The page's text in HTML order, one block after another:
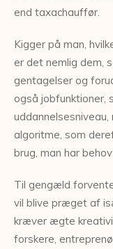
end taxachauffør.
Kigger på man,
er det nemlig dem,
gentagelser og
også jobfunktioner,
algoritme, som
brug, man har
Til gengæld
vil blive præget af
kræver ægte
forskere,